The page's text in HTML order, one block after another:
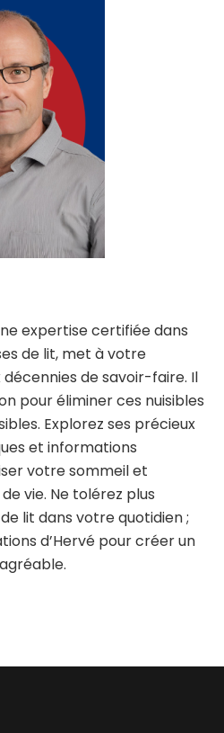
expertise certifiée dans
de lit, met à votre
de savoir-faire. Il
pour éliminer ces nuisibles
Explorez ses précieux
et informations
votre sommeil et
vie. Ne tolérez plus
lit dans votre quotidien ;
d’Hervé pour créer un